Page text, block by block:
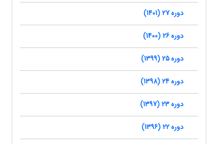
دوره 27 (1401)
دوره 26 (1400)
دوره 25 (1399)
دوره 24 (1398)
دوره 23 (1397)
دوره 22 (1396)